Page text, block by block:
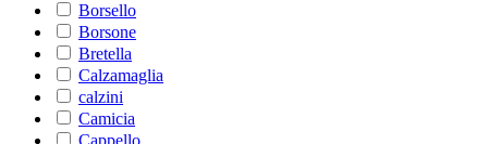
Borsello
Borsone
Bretella
Calzamaglia
calzini
Camicia
Cappello